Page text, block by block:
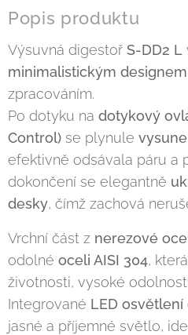
Popis produktu
Výsuvná digestoř S-DD2 L
minimalistickým designem
zpracováním.
Po dotyku na dotykový
Control) se plynule
efektivně odsávala páru a
dokončení se elegantně
desky, čímž zachová
Vrchní část z nerezové
odolné oceli AISI 304,
životnosti, vysoké
Integrované LED osvětlení
jasné a příjemné světlo,